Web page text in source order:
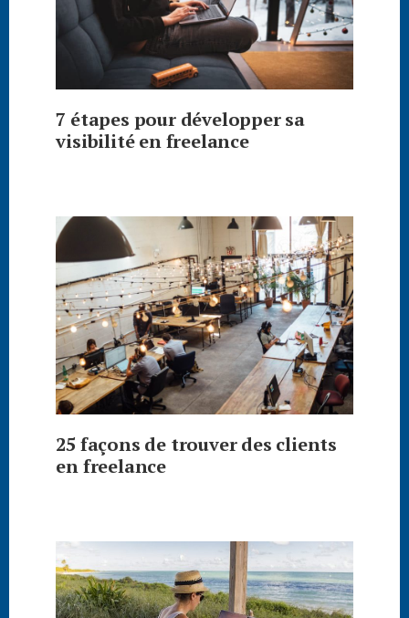
7 étapes pour développer sa
visibilité en freelance
25 façons de trouver des clients
en freelance